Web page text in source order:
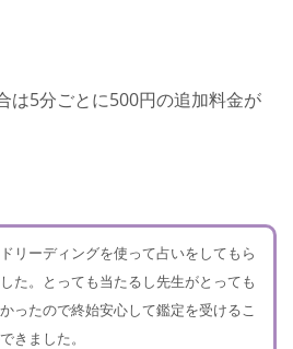
は5分ごとに500円の追加料金が
リーディングを使って占いをしてもら
た。とっても当たるし先生がとっても
ったので終始安心して鑑定を受けるこ
きました。